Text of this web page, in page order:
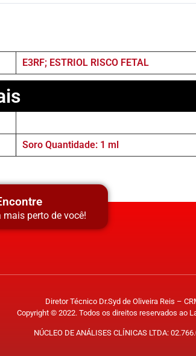
E3RF; ESTRIOL RISCO FETAL
Soro Quantidade: 1 ml
mais perto de você!
Diretor Técnico Dr.Syd de Oliveira Reis –
Copyright © 2022. Todos os direitos reservados ao
NÚCLEO DE ANÁLISES CLÍNICAS LTDA: